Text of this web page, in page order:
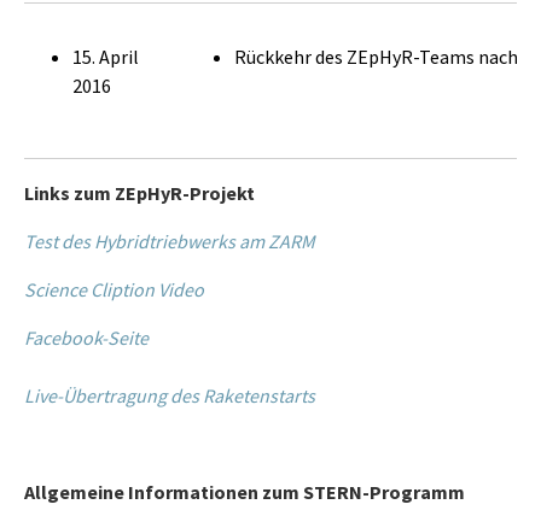
15. April
2016
Rückkehr des ZEpHyR-Teams nach
Links zum ZEpHyR-Projekt
Test des Hybridtriebwerks am ZARM
Science Cliption Video
Facebook-Seite
Live-Übertragung des Raketenstarts
Allgemeine Informationen zum STERN-Programm